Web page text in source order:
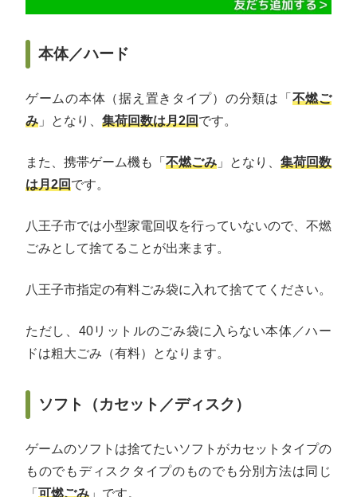
本体／ハード
ゲームの本体（据え置きタイプ）の分類は「 不燃ご
み 」となり、 集荷回数は月2回です。
また、携帯ゲーム機も「 不燃ごみ 」となり、 集荷回数
は月2回です。
八王子市では小型家電回収を行っていないので、不燃
ごみとして捨てることが出来ます。
八王子市指定の有料ごみ袋に入れて捨ててください。
ただし、40リットルのごみ袋に入らない本体／ハー
ドは粗大ごみ（有料）となります。
ソフト（カセット／ディスク）
ゲームのソフトは捨てたいソフトがカセットタイプの
ものでもディスクタイプのものでも分別方法は同じ
「 可燃ごみ 」です。